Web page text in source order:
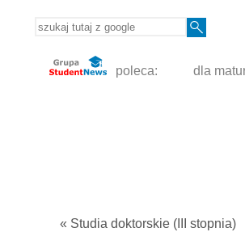
poleca: dla
« Studia doktorskie (III stopnia)